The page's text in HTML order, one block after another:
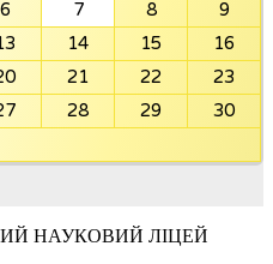
6 7 8
9
14 15
16
21 22
23
28 29
30
НАУКОВИЙ ЛІЦЕЙ